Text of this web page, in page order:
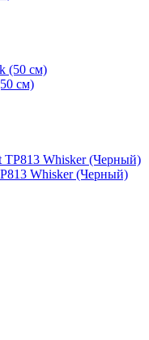
см)
Whisker (Черный)